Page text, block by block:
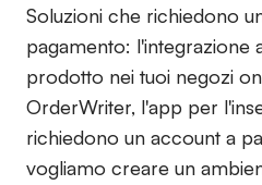
Soluzioni che richiedono
pagamento: l'integrazione
prodotto nei tuoi negozi
OrderWriter, l'app per
richiedono un account a
vogliamo creare un